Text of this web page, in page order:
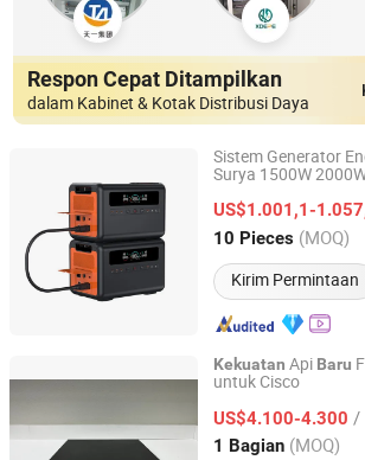
Respon Cepat Ditampilkan
dalam Kabinet & Kotak Distribusi Daya
Sistem Generator
Surya 1500W
Luar Ruangan
US$1.001,1-
10 Pieces (MOQ)
Kirim Permintaan
Shenzhen TopSuny Solar Energy LLC
Guangdong, China Harga
Kekuatan Api Baru
untuk Cisco
US$4.100-4.300 /
1 Bagian (MOQ)
Anhui Borui Intelligent Technology Co., Ltd.
Anhui, China Harga mulai